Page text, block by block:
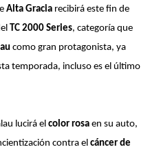
Alta Gracia recibirá este fin de
TC 2000 Series, categoría que
como gran protagonista, ya
temporada, incluso es el último
lucirá el color rosa en su auto,
contra el cáncer de